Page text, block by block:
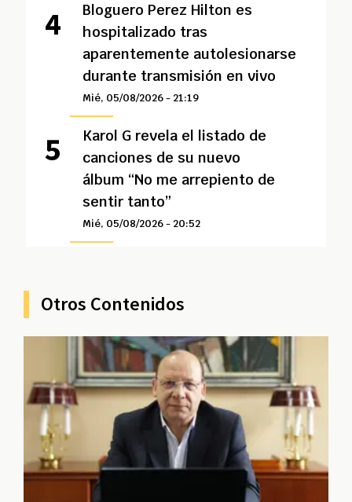
Bloguero Perez Hilton es
hospitalizado tras
aparentemente autolesionarse
durante transmisión en vivo
Mié, 05/08/2026 - 21:19
Karol G revela el listado de
canciones de su nuevo
álbum “No me arrepiento de
sentir tanto”
Mié, 05/08/2026 - 20:52
Otros Contenidos